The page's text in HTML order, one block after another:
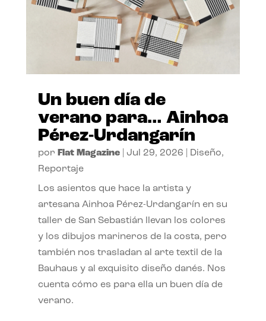
Un buen día de
verano para… Ainhoa
Pérez-Urdangarín
por Flat Magazine| Jul 29, 2026 Diseño,
Reportaje
Los asientos que hace la artista y
artesana Ainhoa Pérez-Urdangarín en su
taller de San Sebastián llevan los colores
y los dibujos marineros de la costa, pero
también nos trasladan al arte textil de la
Bauhaus y al exquisito diseño danés. Nos
cuenta cómo es para ella un buen día de
verano.